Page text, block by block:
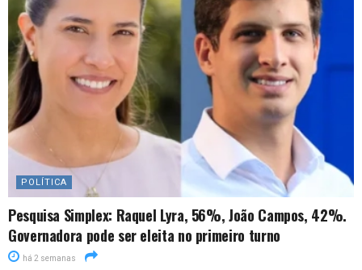
POLÍTICA
Pesquisa Simplex: Raquel Lyra, 56%, João Campos, 42%.
Governadora pode ser eleita no primeiro turno
há 2 semanas